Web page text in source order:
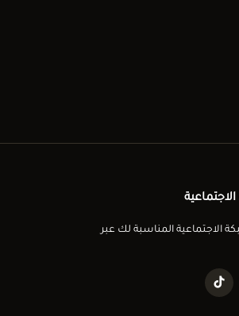
الاجتماعية المناسبة لك عبر